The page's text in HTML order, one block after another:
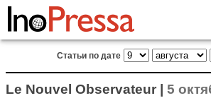
Статьи по дате
Le Nouvel Observateur | 5